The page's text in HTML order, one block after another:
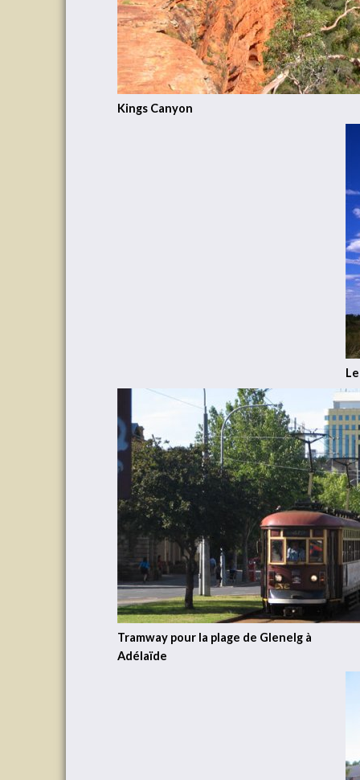
Kings Canyon
Tramway pour la plage de Glenelg à
Adélaïde